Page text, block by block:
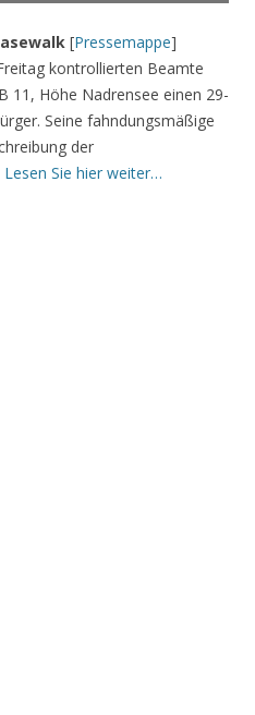
[Pressemappe]
kontrollierten Beamte
11, Höhe Nadrensee einen 29-
Seine fahndungsmäßige
der
Lesen Sie hier weiter…